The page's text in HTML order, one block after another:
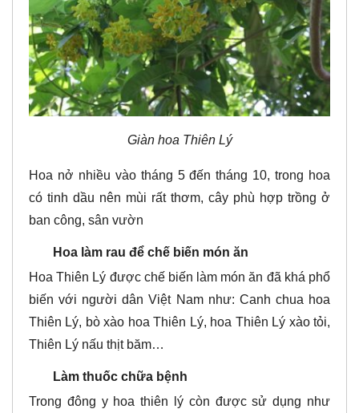
Giàn hoa Thiên Lý
Hoa nở nhiều vào tháng 5 đến tháng 10, trong hoa
có tinh dầu nên mùi rất thơm, cây phù hợp trồng ở
ban công, sân vườn
Hoa làm rau để chế biến món ăn
Hoa Thiên Lý được chế biến làm món ăn đã khá phổ
biến với người dân Việt Nam như: Canh chua hoa
Thiên Lý, bò xào hoa Thiên Lý, hoa Thiên Lý xào tỏi,
Thiên Lý nấu thịt băm…
Làm thuốc chữa bệnh
Trong đông y hoa thiên lý còn được sử dụng như